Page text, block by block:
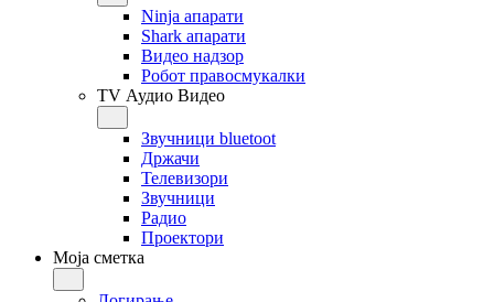
Ninja апарати
Shark апарати
Видео надзор
Робот правосмукалки
TV Аудио Видео
Звучници bluetoot
Држачи
Телевизори
Звучници
Радио
Проектори
Моја сметка